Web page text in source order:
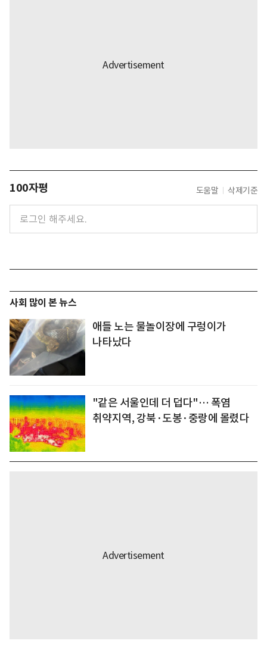
100자평 도움말 삭제기준
사회 많이 본 뉴스
애들 노는 물놀이장에 구렁이가
나타났다
"같은 서울인데 더 덥다"… 폭염
취약지역, 강북·도봉·중랑에 몰렸다